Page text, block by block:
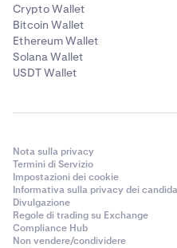
Crypto Wallet
Bitcoin Wallet
Ethereum Wallet
Solana Wallet
USDT Wallet
Nota sulla privacy
Termini di Servizio
Impostazioni dei cookie
Informativa sulla privacy dei
Divulgazione
Regole di trading su Exchange
Compliance Hub
Non vendere/condividere